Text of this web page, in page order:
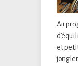
Au
et